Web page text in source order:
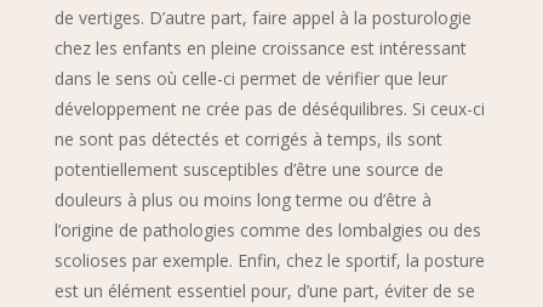
de vertiges. D’autre part, faire appel à la posturologie
chez les enfants en pleine croissance est intéressant
dans le sens où celle-ci permet de vérifier que leur
développement ne crée pas de déséquilibres. Si ceux-ci
ne sont pas détectés et corrigés à temps, ils sont
potentiellement susceptibles d’être une source de
douleurs à plus ou moins long terme ou d’être à
l’origine de pathologies comme des lombalgies ou des
scolioses par exemple. Enfin, chez le sportif, la posture
est un élément essentiel pour, d’une part, éviter de se